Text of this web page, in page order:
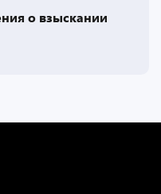
о взыскании